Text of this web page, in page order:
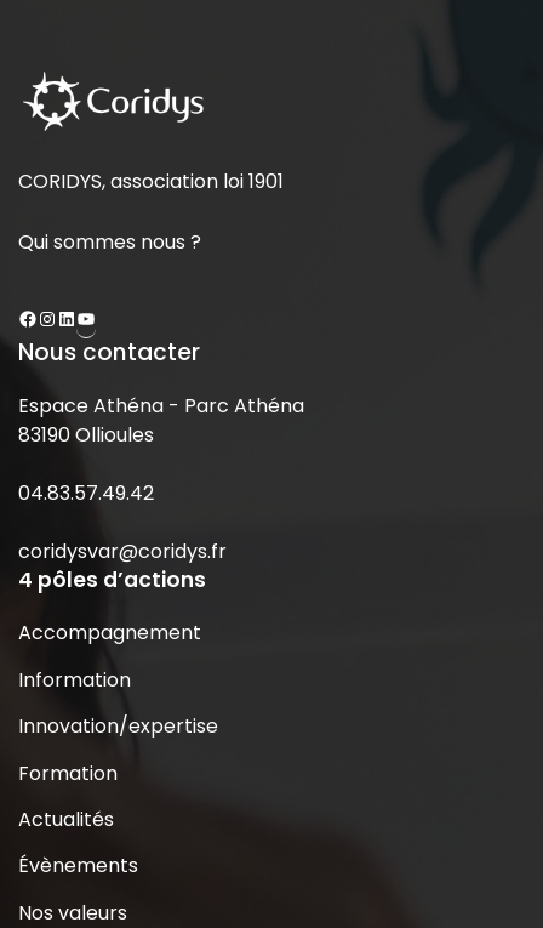
CORIDYS, association loi 1901
Qui sommes nous ?
Nous contacter
Espace Athéna - Parc Athéna
83190 Ollioules
04.83.57.49.42
coridysvar@coridys.fr
4 pôles d’actions
Accompagnement
Information
Innovation/expertise
Formation
Actualités
Évènements
Nos valeurs